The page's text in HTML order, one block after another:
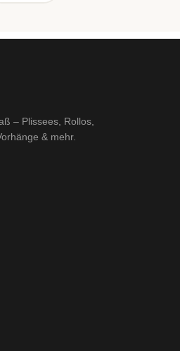
– Plissees, Rollos,
& mehr.